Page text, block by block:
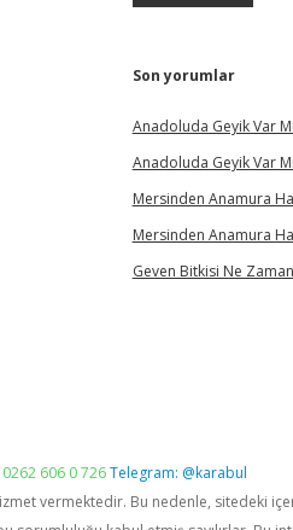
Son yorumlar
Anadoluda Geyik Var Mı
Anadoluda Geyik Var Mı
Mersinden Anamura
Mersinden Anamura
Geven Bitkisi Ne
606 0 726Telegram: @karabul
vermektedir. Bu nedenle, sitedeki